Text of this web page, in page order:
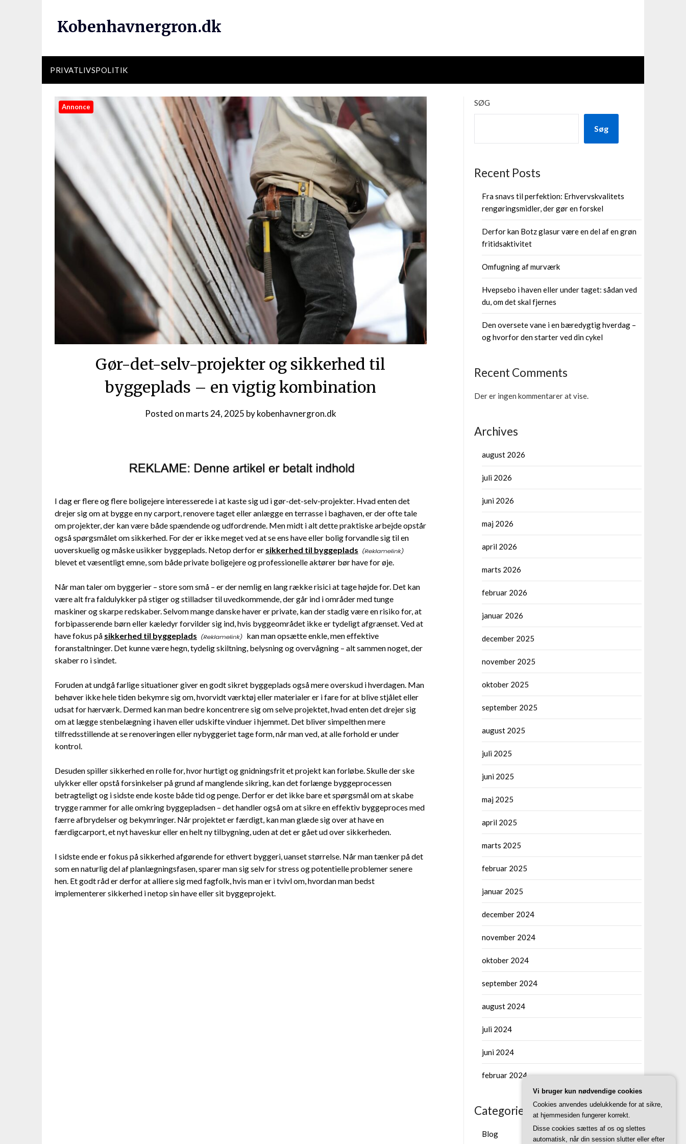
Kobenhavnergron.dk
PRIVATLIVSPOLITIK
Annonce
Gør-det-selv-projekter og sikkerhed til
byggeplads – en vigtig kombination
Posted on marts 24, 2025 bykobenhavnergron.dk
I dag er flere og flere boligejere interesserede i at kaste sig ud i gør-det-selv-projekter. Hvad enten det
drejer sig om at bygge en ny carport, renovere taget eller anlægge en terrasse i baghaven, er der ofte tale
om projekter, der kan være både spændende og udfordrende. Men midt i alt dette praktiske arbejde opstår
også spørgsmålet om sikkerhed. For der er ikke meget ved at se ens have eller bolig forvandle sig til en
uoverskuelig og måske usikker byggeplads. Netop derfor er sikkerhed til byggeplads
blevet et væsentligt emne, som både private boligejere og professionelle aktører bør have for øje.
Når man taler om byggerier – store som små – er der nemlig en lang række risici at tage højde for. Det kan
være alt fra faldulykker på stiger og stilladser til uvedkommende, der går ind i områder med tunge
maskiner og skarpe redskaber. Selvom mange danske haver er private, kan der stadig være en risiko for, at
forbipasserende børn eller kæledyr forvilder sig ind, hvis byggeområdet ikke er tydeligt afgrænset. Ved at
have fokus på sikkerhed til byggeplads
kan man opsætte enkle, men effektive
foranstaltninger. Det kunne være hegn, tydelig skiltning, belysning og overvågning – alt sammen noget, der
skaber ro i sindet.
Foruden at undgå farlige situationer giver en godt sikret byggeplads også mere overskud i hverdagen. Man
behøver ikke hele tiden bekymre sig om, hvorvidt værktøj eller materialer er i fare for at blive stjålet eller
udsat for hærværk. Dermed kan man bedre koncentrere sig om selve projektet, hvad enten det drejer sig
om at lægge stenbelægning i haven eller udskifte vinduer i hjemmet. Det bliver simpelthen mere
tilfredsstillende at se renoveringen eller nybyggeriet tage form, når man ved, at alle forhold er under
kontrol.
Desuden spiller sikkerhed en rolle for, hvor hurtigt og gnidningsfrit et projekt kan forløbe. Skulle der ske
ulykker eller opstå forsinkelser på grund af manglende sikring, kan det forlænge byggeprocessen
betragteligt og i sidste ende koste både tid og penge. Derfor er det ikke bare et spørgsmål om at skabe
trygge rammer for alle omkring byggepladsen – det handler også om at sikre en effektiv byggeproces med
færre afbrydelser og bekymringer. Når projektet er færdigt, kan man glæde sig over at have en
færdigcarport, et nyt haveskur eller en helt ny tilbygning, uden at det er gået ud over sikkerheden.
I sidste ende er fokus på sikkerhed afgørende for ethvert byggeri, uanset størrelse. Når man tænker på det
som en naturlig del af planlægningsfasen, sparer man sig selv for stress og potentielle problemer senere
hen. Et godt råd er derfor at alliere sig med fagfolk, hvis man er i tvivl om, hvordan man bedst
implementerer sikkerhed i netop sin have eller sit byggeprojekt.
SØG
Søg
Recent Posts
Fra snavs til perfektion: Erhvervskvalitets
rengøringsmidler, der gør en forskel
Derfor kan Botz glasur være en del af en grøn
fritidsaktivitet
Omfugning af murværk
Hvepsebo i haven eller under taget: sådan ved
du, om det skal fjernes
Den oversete vane i en bæredygtig hverdag –
og hvorfor den starter ved din cykel
Recent Comments
Der er ingen kommentarer at vise.
Archives
august 2026
juli 2026
juni 2026
maj 2026
april 2026
marts 2026
februar 2026
januar 2026
december 2025
november 2025
oktober 2025
september 2025
august 2025
juli 2025
juni 2025
maj 2025
april 2025
marts 2025
februar 2025
januar 2025
december 2024
november 2024
oktober 2024
september 2024
august 2024
juli 2024
juni 2024
februar 2024
Categories
Blog
Vi bruger kun nødvendige cookies
Cookies anvendes udelukkende for at sikre,
at hjemmesiden fungerer korrekt.
Disse cookies sættes af os og slettes
automatisk, når din session slutter eller efter